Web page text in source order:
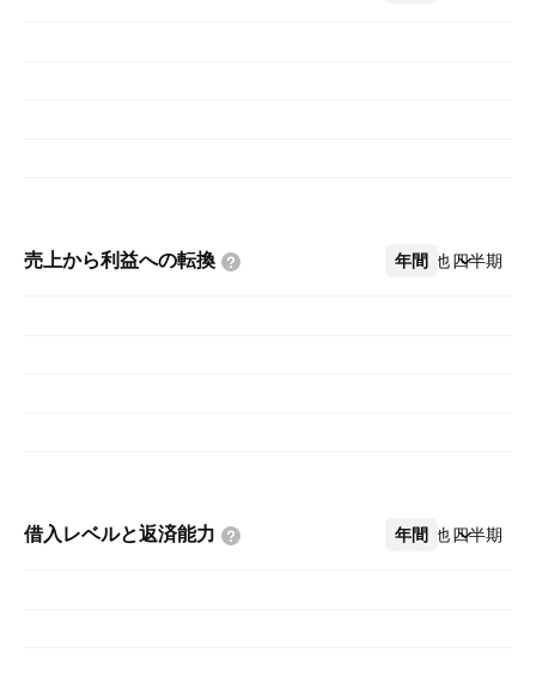
売上から利益への転換 年間 四半期
その他
借入レベルと返済能力 年間 四半期
その他